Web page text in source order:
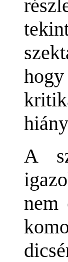
A
nem